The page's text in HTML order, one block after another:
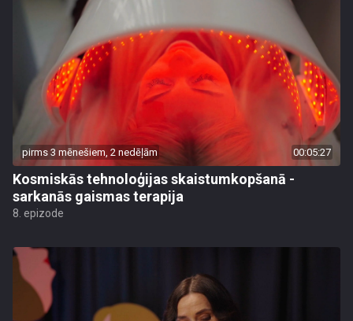
pirms 3 mēnešiem, 2 nedēļām 00:05:27
Kosmiskās tehnoloģijas skaistumkopšanā -
sarkanās gaismas terapija
8. epizode